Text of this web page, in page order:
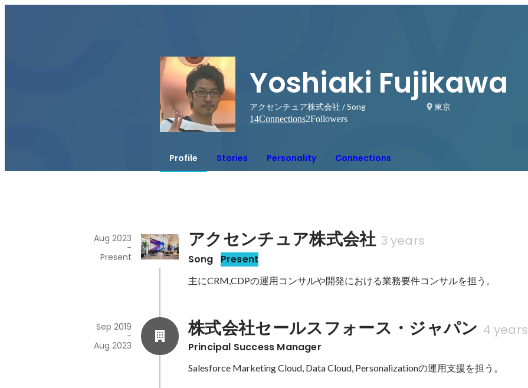
Yoshiaki Fujikawa
アクセンチュア株式会社 / Song
東京
14Connections2Followers
Profile Stories Personality Connections
アクセンチュア株式会社 3 years
Song Present
Aug 2023
-
Present
主にCRM,CDPの運用コンサルや開発における業務要件コンサルを担う。
株式会社セールスフォース・ジャパン 4 years
Principal Success Manager
Sep 2019
-
Aug 2023
Salesforce Marketing Cloud, Data Cloud, Personalizationの運用支援を担う。